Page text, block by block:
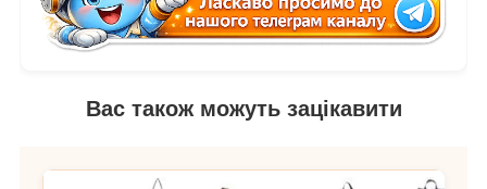
Вас також можуть зацікавити